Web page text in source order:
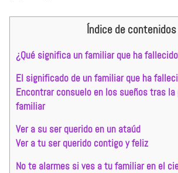
Índice de contenidos
¿Qué significa un familiar que ha
El significado de un familiar que ha
Encontrar consuelo en los sueños tras la
familiar
Ver a su ser querido en un ataúd
Ver a tu ser querido contigo y feliz
No te alarmes si ves a tu familiar en el